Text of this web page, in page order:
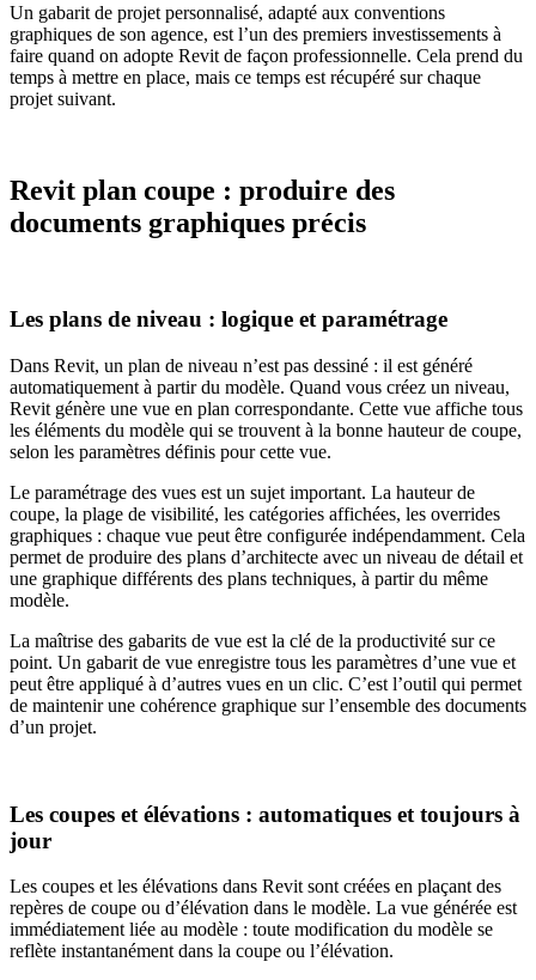
Un gabarit de projet personnalisé, adapté aux conventions
graphiques de son agence, est l’un des premiers investissements à
faire quand on adopte Revit de façon professionnelle. Cela prend du
temps à mettre en place, mais ce temps est récupéré sur chaque
projet suivant.
Revit plan coupe : produire des
documents graphiques précis
Les plans de niveau : logique et paramétrage
Dans Revit, un plan de niveau n’est pas dessiné : il est généré
automatiquement à partir du modèle. Quand vous créez un niveau,
Revit génère une vue en plan correspondante. Cette vue affiche tous
les éléments du modèle qui se trouvent à la bonne hauteur de coupe,
selon les paramètres définis pour cette vue.
Le paramétrage des vues est un sujet important. La hauteur de
coupe, la plage de visibilité, les catégories affichées, les overrides
graphiques : chaque vue peut être configurée indépendamment. Cela
permet de produire des plans d’architecte avec un niveau de détail et
une graphique différents des plans techniques, à partir du même
modèle.
La maîtrise des gabarits de vue est la clé de la productivité sur ce
point. Un gabarit de vue enregistre tous les paramètres d’une vue et
peut être appliqué à d’autres vues en un clic. C’est l’outil qui permet
de maintenir une cohérence graphique sur l’ensemble des documents
d’un projet.
Les coupes et élévations : automatiques et toujours à
jour
Les coupes et les élévations dans Revit sont créées en plaçant des
repères de coupe ou d’élévation dans le modèle. La vue générée est
immédiatement liée au modèle : toute modification du modèle se
reflète instantanément dans la coupe ou l’élévation.